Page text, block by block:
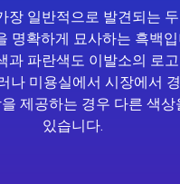
장 일반적으로 발견되는
명확하게 묘사하는 흑백
과 파란색도 이발소의 로
나 미용실에서 시장에서
제공하는 경우 다른 색상
있습니다.